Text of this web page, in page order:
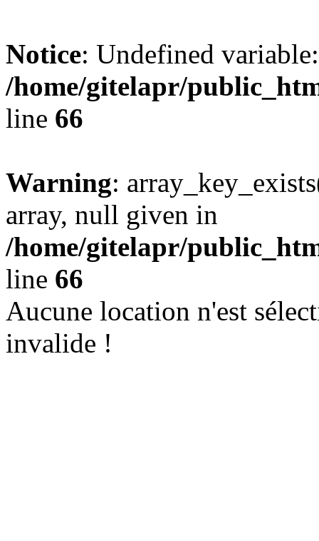
Notice: Undefined
/home/gitelapr/
line 66
Warning:
array, null given in
/home/gitelapr/
line 66
Aucune location n'est
invalide !